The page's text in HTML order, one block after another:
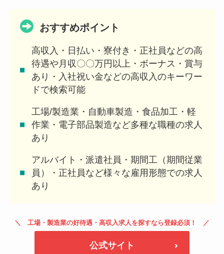
おすすめポイント
高収入・日払い・寮付き・正社員などの高
待遇や月収〇〇万円以上・ボーナス・賞与
あり・入社祝い金などの高収入のキーワー
ドで検索可能
工場/製造業・自動車製造・食品加工・軽
作業・電子部品製造など多種な職種の求人
あり
アルバイト・派遣社員・期間工（期間従業
員）・正社員など様々な雇用形態での求人
あり
工場・製造業の好待遇・高収入求人を探すなら登録必須！
公式サイト